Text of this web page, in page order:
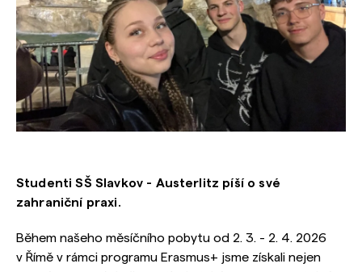
Studenti SŠ Slavkov - Austerlitz píší o své
zahraniční praxi.
Během našeho měsíčního pobytu od 2. 3. - 2. 4. 2026
v Římě v rámci programu Erasmus+ jsme získali nejen